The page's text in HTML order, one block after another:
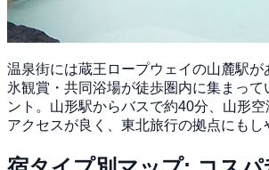
温泉街には蔵王ロープウェイの山麓駅が
氷観賞・共同浴場が徒歩圏内に集まって
ント。山形駅からバスで約40分、山形
アクセスが良く、東北旅行の拠点にもし